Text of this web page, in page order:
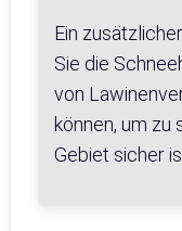
Ein
Sie die
von
können, um zu
Gebiet sicher